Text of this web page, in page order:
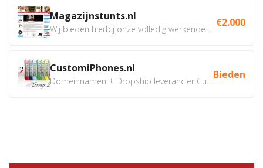
Magazijnstunts.nl €2.000
CustomiPhones.nl Bieden